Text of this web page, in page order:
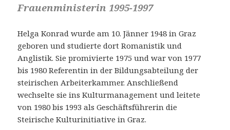
Frauenministerin 1995-1997
Helga Konrad wurde am 10. Jänner 1948 in Graz
geboren und studierte dort Romanistik und
Anglistik. Sie promivierte 1975 und war von 1977
bis 1980 Referentin in der Bildungsabteilung der
steirischen Arbeiterkammer. Anschließend
wechselte sie ins Kulturmanagement und leitete
von 1980 bis 1993 als Geschäftsführerin die
Steirische Kulturinitiative in Graz.